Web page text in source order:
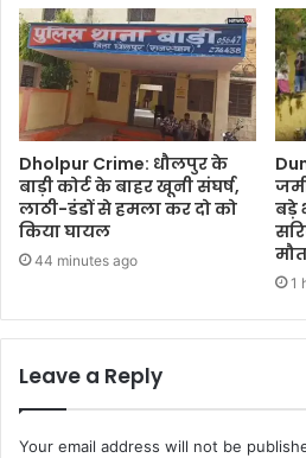
Dholpur Crime: धौलपुर के
बाड़ी कोर्ट के बाहर खूनी संघर्ष,
लाठी-डंडों से हमला कर दो को
किया घायल
44 minutes ago
बड़े
मौत
1
Leave a Reply
Your email address will not be